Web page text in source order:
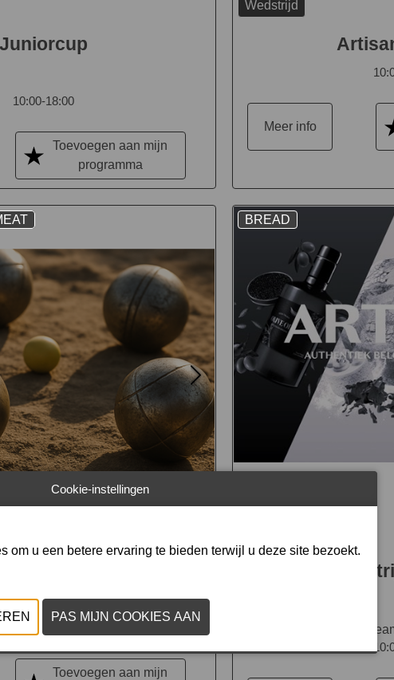
Juniorcup
10:00-18:00
Toevoegen aan mijn
programma
Wedstrijd
Meer info
Toevoegen aan mijn
BREAD
Training
Cookie-instellingen
om u een betere ervaring te bieden terwijl u deze site bezoekt.